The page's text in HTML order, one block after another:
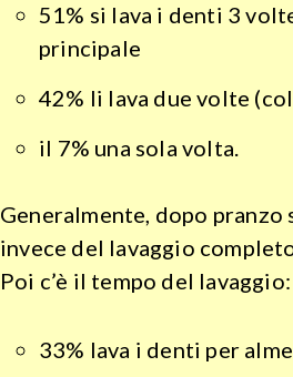
Attualità
51% si lava i denti 3
principale
42% li lava due volte
il 7% una sola volta.
Generalmente, dopo pranzo
invece del lavaggio
Poi c’è il tempo del lavaggio:
33% lava i denti per